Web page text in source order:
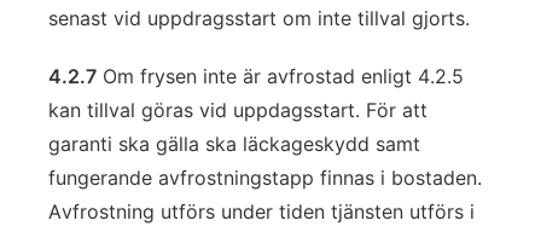
senast vid uppdragsstart om inte tillval gjorts.
4.2.7 Om frysen inte är avfrostad enligt 4.2.5
kan tillval göras vid uppdagsstart. För att
garanti ska gälla ska läckageskydd samt
fungerande avfrostningstapp finnas i bostaden.
Avfrostning utförs under tiden tjänsten utförs i